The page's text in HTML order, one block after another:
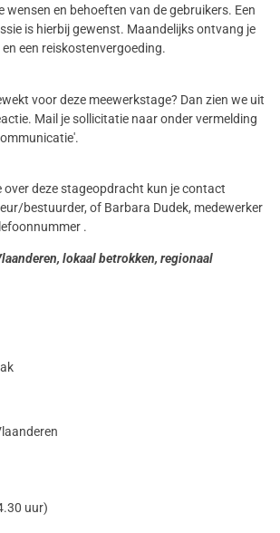
wensen en behoeften van de gebruikers. Een
is hierbij gewenst. Maandelijks ontvang je
een reiskostenvergoeding.
voor deze meewerkstage? Dan zien we uit
Mail je sollicitatie naar onder vermelding
deze stageopdracht kun je contact
bestuurder, of Barbara Dudek, medewerker
.
lokaal betrokken, regionaal
uur)